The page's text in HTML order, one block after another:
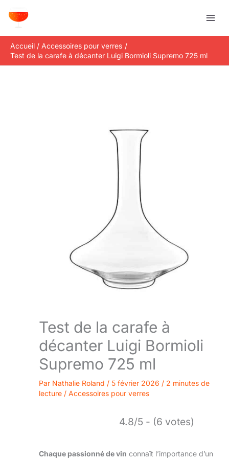
Accueil
Accessoires pour verres
Test de la carafe à décanter Luigi Bormioli Supremo 725 ml
Test de la carafe à
décanter Luigi Bormioli
Supremo 725 ml
Par Nathalie Roland / 5 février 2026 / 2 minutes de
lecture / Accessoires pour verres
4.8/5 - (6 votes)
Chaque passionné de vin connaît l’importance d’un
e
c
h
e